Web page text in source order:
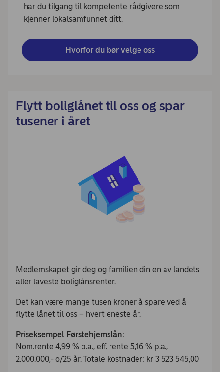
har du tilgang til kompetente rådgivere som
kjenner lokalsamfunnet ditt.
Hvorfor du bør velge oss
Flytt boliglånet til oss og spar
tusener i året
Medlemskapet gir deg og familien din en av landets
aller laveste boliglånsrenter.
Det kan være mange tusen kroner å spare ved å
flytte lånet til oss – hvert eneste år.
Priseksempel Førstehjemslån:
Nom.rente 4,99 % p.a., eff. rente 5,16 % p.a.,
2.000.000,- o/25 år. Totale kostnader: kr 3 523 545,00